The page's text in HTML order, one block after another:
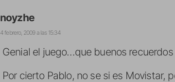
noyzhe
4 febrero, 2009 a las 15:34
Genial el juego…que buenos
Por cierto Pablo, no se si es Movistar,